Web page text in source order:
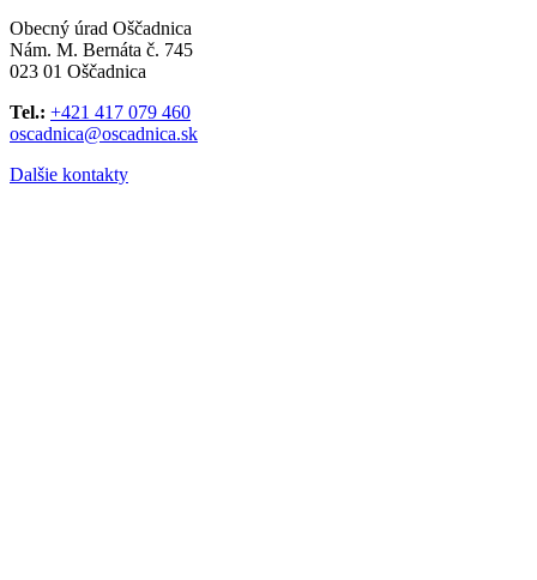
Obecný úrad Oščadnica
Nám. M. Bernáta č. 745
023 01 Oščadnica
Tel.: +421 417 079 460
oscadnica@oscadnica.sk
Dalšie kontakty